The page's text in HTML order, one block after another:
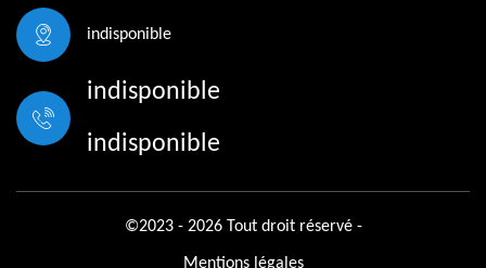
indisponible
indisponible
indisponible
©2023 - 2026 Tout droit réservé -
Mentions légales